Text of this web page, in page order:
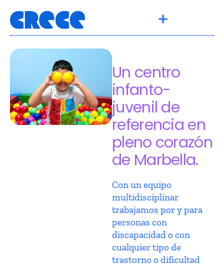
Un centro
infanto-
juvenil de
referencia en
pleno corazón
de Marbella.
Con un equipo
multidisciplinar
trabajamos por y para
personas con
discapacidad o con
cualquier tipo de
trastorno o dificultad